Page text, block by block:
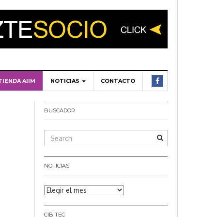
AIIM NOTICIAS CONTACTO
BUSCADOR
NOTICIAS
Noticias
CIBITEC